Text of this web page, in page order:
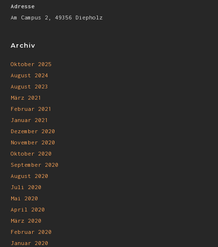
Adresse
Am Campus 2, 49356 Diepholz
Archiv
Oktober 2025
August 2024
August 2023
März 2021
Februar 2021
Januar 2021
Dezember 2020
November 2020
Oktober 2020
September 2020
August 2020
Juli 2020
Mai 2020
April 2020
März 2020
Februar 2020
Januar 2020